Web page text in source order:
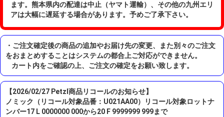
ます。熊本県内の配達は中止（ヤマト運輸）、その他の九州エリ
アは大幅に遅延する場合があります。予めご了承下さい。
・ご注文確定後の商品の追加やお届け先の変更、また別々のご注文
をおまとめすることはシステムの都合上ご対応ができません。
カート内をご確認の上、ご注文の確定をお願い致します。
【2026/02/27 Petzl商品リコールのお知らせ】
ノミック（リコール対象品番：U021AA00）リコール対象ロットナ
ンバー17 L 0000000 000から20 F 9999999 999まで